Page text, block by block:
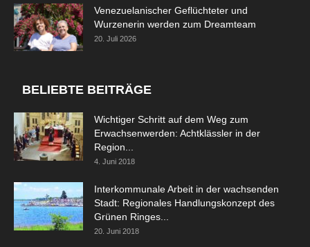
Venezuelanischer Geflüchteter und
Wurzenerin werden zum Dreamteam
20. Juli 2026
BELIEBTE BEITRÄGE
Wichtiger Schritt auf dem Weg zum
Erwachsenwerden: Achtklässler in der
Region...
4. Juni 2018
Interkommunale Arbeit in der wachsenden
Stadt: Regionales Handlungskonzept des
Grünen Ringes...
20. Juni 2018